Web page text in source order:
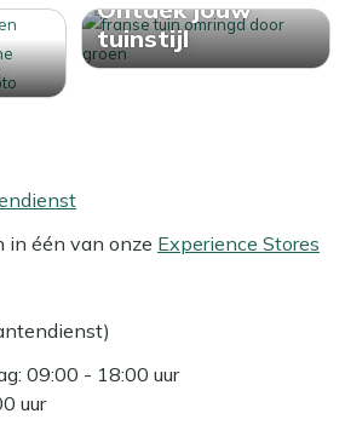
Ontdek jouw
tuinstijl
in één van onze Experience Stores
09:00 - 18:00 uur
uur